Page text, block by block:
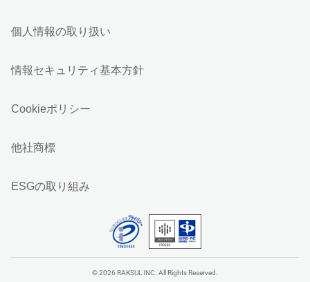
個人情報の取り扱い
情報セキュリティ基本方針
Cookieポリシー
他社商標
ESGの取り組み
© 2026 RAKSUL INC. All Rights Reserved.